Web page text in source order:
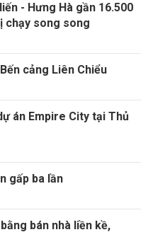
- Hưng Hà gần 16.500
chạy song song
cảng Liên Chiểu
án Empire City tại Thủ
gấp ba lần
bán nhà liền kề,